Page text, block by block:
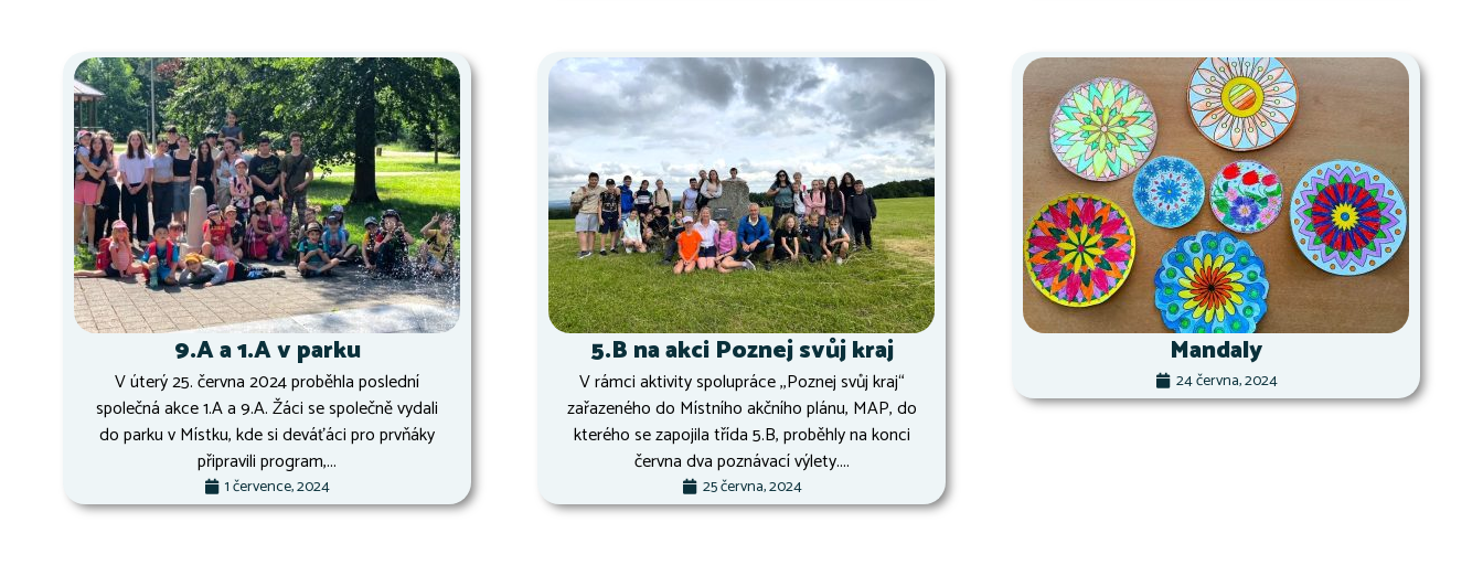
9.A a 1.A v parku
V úterý 25. června 2024 proběhla poslední
společná akce 1.A a 9.A. Žáci se společně vydali
do parku v Místku, kde si deváťáci pro prvňáky
připravili program,...
1 července, 2024
5.B na akci Poznej svůj kraj
V rámci aktivity spolupráce ,,Poznej svůj kraj“
zařazeného do Místního akčního plánu, MAP, do
kterého se zapojila třída 5.B, proběhly na konci
června dva poznávací výlety....
25 června, 2024
Mandaly
24 června, 2024